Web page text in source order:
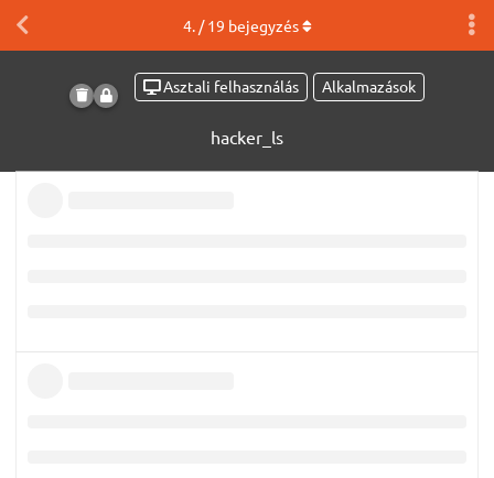
Asztali felhasználás Alkalmazások
hacker_ls
4. /19 bejegyzés